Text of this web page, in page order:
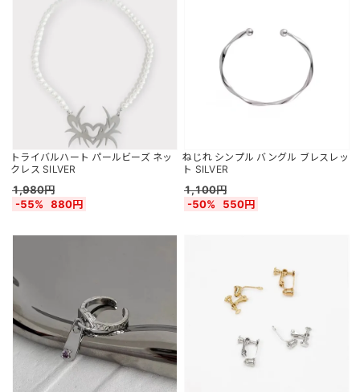
トライバルハート パールビーズ ネッ
クレス SILVER
1,980円
-55%
880円
ねじれ シンプル バングル ブレスレッ
ト SILVER
1,100円
-50%
550円